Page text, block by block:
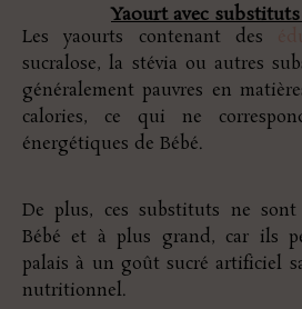
Yaourt avec
Les yaourts contenant des
sucralose, la stévia ou autres
généralement pauvres en
calories, ce qui ne
énergétiques de Bébé.
De plus, ces substituts ne sont
Bébé et à plus grand, car ils
palais à un goût sucré artificiel
nutritionnel.